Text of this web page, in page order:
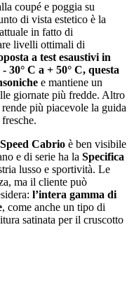
coupé e poggia su
di vista estetico è la
in fatto di
livelli ottimali di
a test esaustivi in
30° C a + 50° C, questa
e mantiene un
giornate più fredde. Altro
rende più piacevole la guida
Cabrio è ben visibile
e di serie ha la Specifica
lusso e sportività. Le
ma il cliente può
l’intera gamma di
, come anche un tipo di
satinata per il cruscotto